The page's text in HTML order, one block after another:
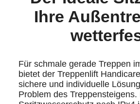
Ihre
Für schmale gerade Treppen
bietet der Treppenlift
sichere und individuelle
Problem des Treppensteigens.